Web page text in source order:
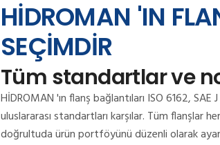
HİDROMAN 'IN
SEÇİMDİR
Tüm standartlar ve
HİDROMAN 'ın flanş bağlantıları ISO 6162,
uluslararası standartları karşılar. Tüm flanşlar
doğrultuda ürün portföyünü düzenli olarak